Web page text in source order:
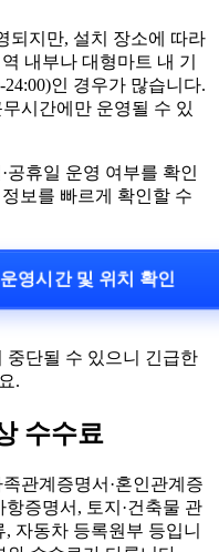
되지만, 설치 장소에 따라
내부나 대형마트 내 기
24:00)인 경우가 많습니다.
시간에만 운영될 수 있
공휴일 운영 여부를 확인
보를 빠르게 확인할 수
영시간 및 위치 확인
중단될 수 있으니 긴급한
.
수수료
관계증명서·혼인관계증
증명서, 토지·건축물 관
자동차 등록원부 등입니